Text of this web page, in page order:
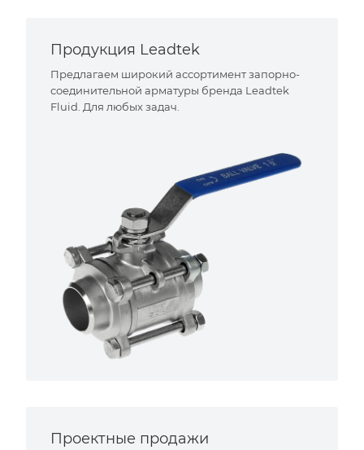
Продукция Leadtek
Предлагаем широкий ассортимент запорно-
соединительной арматуры бренда Leadtek
Fluid. Для любых задач.
Проектные продажи